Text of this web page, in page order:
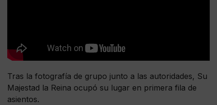
Tras la fotografía de grupo junto a las autoridades, Su
Majestad la Reina ocupó su lugar en primera fila de
asientos.